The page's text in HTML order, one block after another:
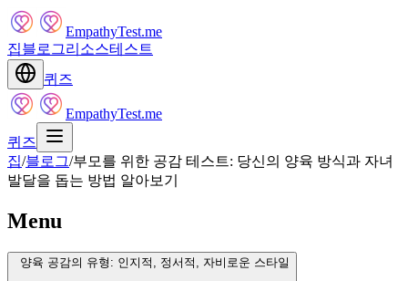
EmpathyTest.me
집블로그리소스테스트
퀴즈
EmpathyTest.me
퀴즈
집/블로그/부모를 위한 공감 테스트: 당신의 양육 방식과 자녀
발달을 돕는 방법 알아보기
Menu
양육 공감의 유형: 인지적, 정서적, 자비로운 스타일